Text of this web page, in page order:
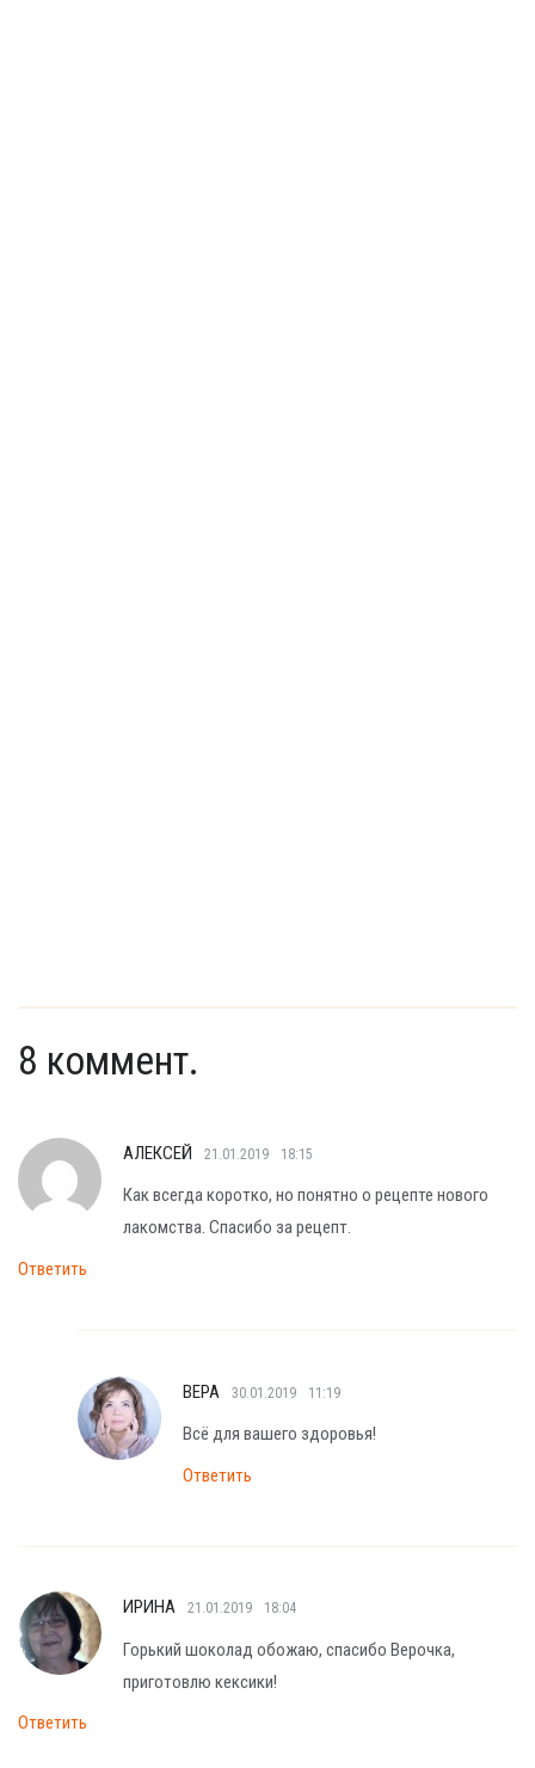
8 коммент.
АЛЕКСЕЙ 21.01.2019 18:15
Как всегда коротко, но понятно о рецепте нового
лакомства. Спасибо за рецепт.
Ответить
ВЕРА 30.01.2019 11:19
Всё для вашего здоровья!
Ответить
ИРИНА 21.01.2019 18:04
Горький шоколад обожаю, спасибо Верочка,
приготовлю кексики!
Ответить